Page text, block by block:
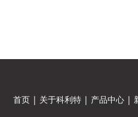
首页 | 关于科利特 | 产品中心 |